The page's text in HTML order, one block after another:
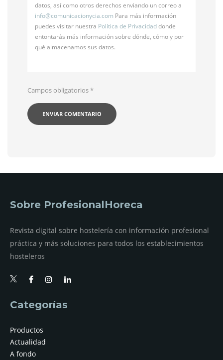
datos, así como otros derechos enviando un correo a
info@comunicacionycia.com Para más información
puedes visitar nuestra Política de Privacidaddonde
entontarás más información sobre dónde, cómo y por
qué almacenamos sus datos.
Campos obligatorios*
Sobre ProfesionalHoreca
Revista digital sobre hostelería con información profesional
práctica y más soluciones para todos los establecimientos
hosteleros
Categorías
Productos
Actualidad
A fondo